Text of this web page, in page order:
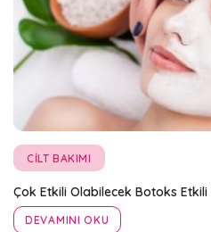
CILT BAKIMI
Çok Etkili Olabilecek Botoks Etkili
DEVAMINI OKU